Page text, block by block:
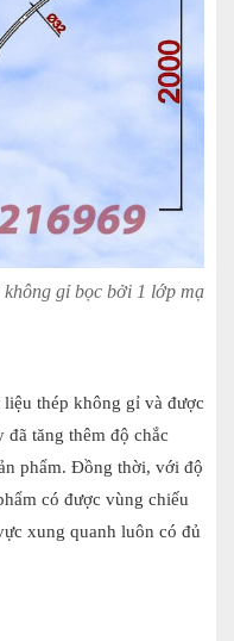
gỉ bọc bởi 1 lớp mạ
liệu thép không gỉ và được
tăng thêm độ chắc
phẩm. Đồng thời, với độ
có được vùng chiếu
xung quanh luôn có đủ